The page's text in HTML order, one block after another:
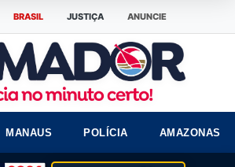
BRASIL JUSTIÇA ANUNCIE
MANAUS POLÍCIA AMAZONAS